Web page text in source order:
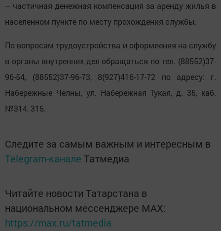
– частичная денежная компенсация за аренду жилья в
населенном пункте по месту прохождения службы.
По вопросам трудоустройства и оформления на службу
в органы внутренних дел обращаться по тел. (88552)37-
96-54, (88552)37-96-73, 8(927)416-17-72 по адресу: г.
Набережные Челны, ул. Набережная Тукая, д. 35, каб.
№314, 315.
Следите за самым важным и интересным в
Telegram-канале Татмедиа
Читайте новости Татарстана в
национальном мессенджере MАХ:
https://max.ru/tatmedia